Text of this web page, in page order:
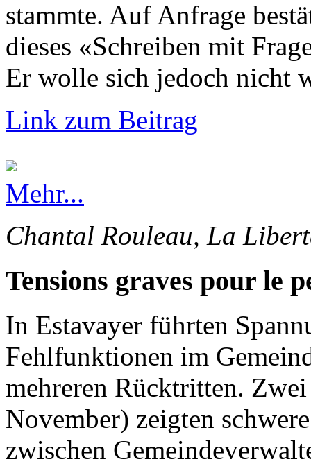
stammte. Auf Anfrage
dieses «Schreiben mit
Er wolle sich jedoch nicht
Link zum Beitrag
Mehr...
Chantal Rouleau, La
Tensions graves pour le
In Estavayer führten
Fehlfunktionen im
mehreren Rücktritten.
November) zeigten
zwischen